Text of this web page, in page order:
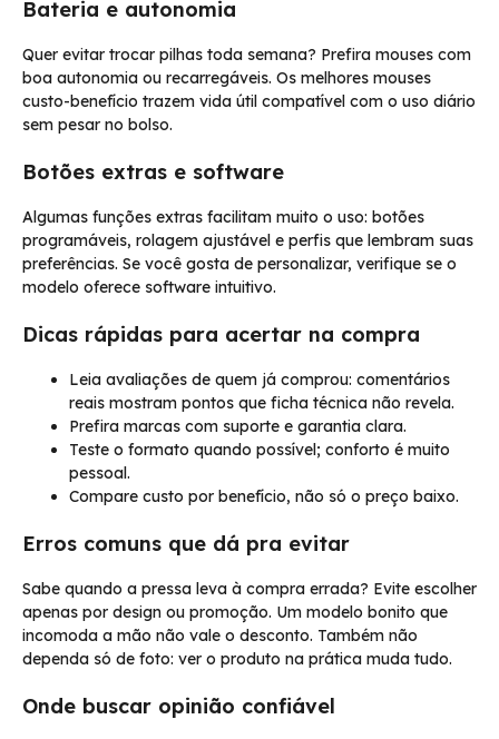
Bateria e autonomia
Quer evitar trocar pilhas toda semana? Prefira mouses com
boa autonomia ou recarregáveis. Os melhores mouses
custo-benefício trazem vida útil compatível com o uso diário
sem pesar no bolso.
Botões extras e software
Algumas funções extras facilitam muito o uso: botões
programáveis, rolagem ajustável e perfis que lembram suas
preferências. Se você gosta de personalizar, verifique se o
modelo oferece software intuitivo.
Dicas rápidas para acertar na compra
Leia avaliações de quem já comprou: comentários
reais mostram pontos que ficha técnica não revela.
Prefira marcas com suporte e garantia clara.
Teste o formato quando possível; conforto é muito
pessoal.
Compare custo por benefício, não só o preço baixo.
Erros comuns que dá pra evitar
Sabe quando a pressa leva à compra errada? Evite escolher
apenas por design ou promoção. Um modelo bonito que
incomoda a mão não vale o desconto. Também não
dependa só de foto: ver o produto na prática muda tudo.
Onde buscar opinião confiável